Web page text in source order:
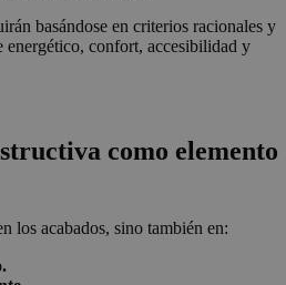
basándose en criterios racionales y
energético, confort, accesibilidad y
como elemento
los acabados, sino también en: